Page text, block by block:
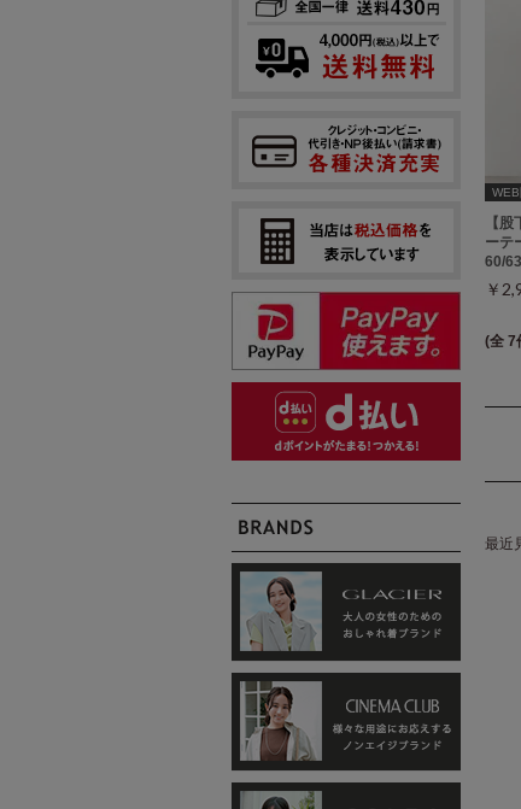
【
ーテ
60/
￥
(全 7
最近